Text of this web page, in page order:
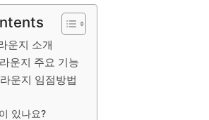
운지 소개
운지 주요 기능
운지 임점방법
있나요?